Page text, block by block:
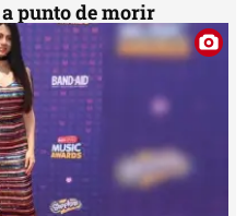
punto de morir